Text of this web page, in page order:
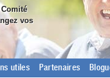
vos
utiles Partenaires